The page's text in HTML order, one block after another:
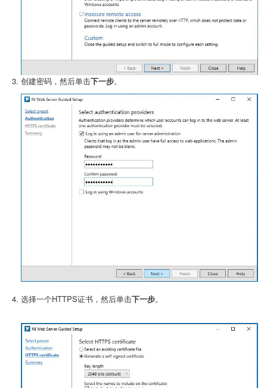
创建密码，然后单击下一步。
选择一个HTTPS证书，然后单击下一步。